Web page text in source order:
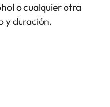
o cualquier otra
y duración.